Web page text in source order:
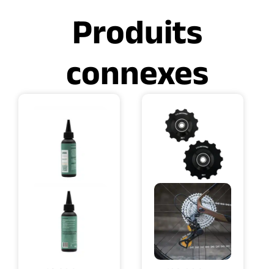
Produits
connexes